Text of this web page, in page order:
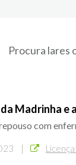
Procura lares
Madrinha e
com
|